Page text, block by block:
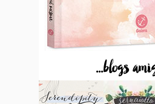
...blogs